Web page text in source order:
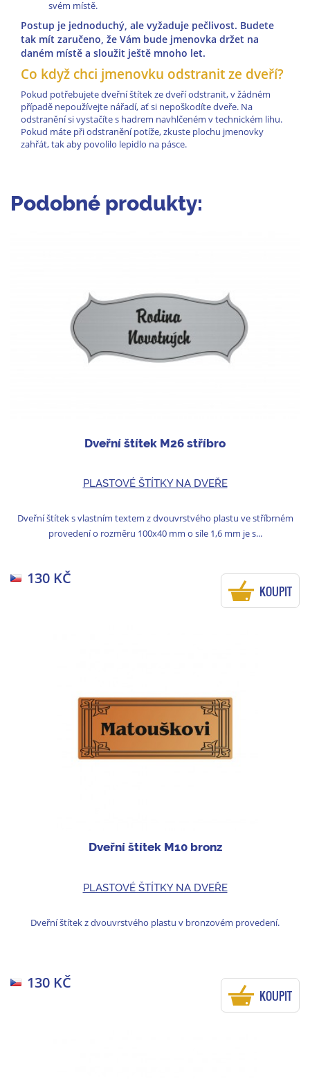
svém místě.
Postup je jednoduchý, ale vyžaduje pečlivost. Budete
tak mít zaručeno, že Vám bude jmenovka držet na
daném místě a sloužit ještě mnoho let.
Co když chci jmenovku odstranit ze dveří?
Pokud potřebujete dveřní štítek ze dveří odstranit, v žádném
případě nepoužívejte nářadí, ať si nepoškodíte dveře. Na
odstranění si vystačíte s hadrem navhlčeném v technickém lihu.
Pokud máte při odstranění potíže, zkuste plochu jmenovky
zahřát, tak aby povolilo lepidlo na pásce.
Podobné produkty:
Dveřní štítek M26 stříbro
PLASTOVÉ ŠTÍTKY NA DVEŘE
Dveřní štítek s vlastním textem z dvouvrstvého plastu ve stříbrném
provedení o rozměru 100x40 mm o síle 1,6 mm je s...
130 KČ
KOUPIT
Dveřní štítek M10 bronz
PLASTOVÉ ŠTÍTKY NA DVEŘE
Dveřní štítek z dvouvrstvého plastu v bronzovém provedení.
130 KČ
KOUPIT